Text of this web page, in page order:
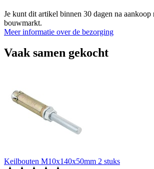
Je kunt dit artikel binnen 30 dagen na aankoop
bouwmarkt.
Meer informatie over de bezorging
Vaak samen gekocht
Keilbouten M10x140x50mm 2 stuks